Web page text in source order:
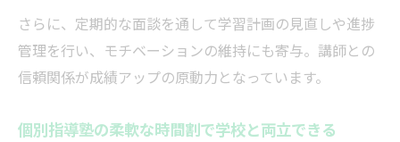
さらに、定期的な面談を通して学習計画の見直しや進捗
管理を行い、モチベーションの維持にも寄与。講師との
信頼関係が成績アップの原動力となっています。
個別指導塾の柔軟な時間割で学校と両立できる